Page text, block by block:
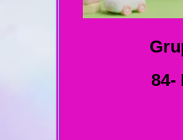
84-